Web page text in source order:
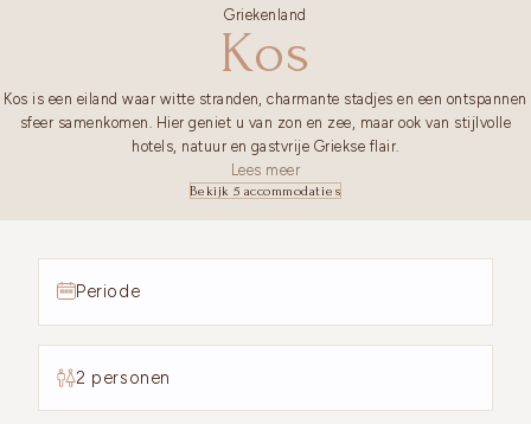
Griekenland
Kos
Kos is een eiland waar witte stranden, charmante stadjes en een ontspannen
sfeer samenkomen. Hier geniet u van zon en zee, maar ook van stijlvolle
hotels, natuur en gastvrije Griekse flair.
Lees meer
Bekijk 5 accommodaties
Periode
2 personen